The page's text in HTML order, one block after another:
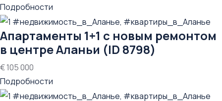
Подробности
Апартаменты 1+1 с новым ремонтом
в центре Аланьи (ID 8798)
€ 105 000
Подробности